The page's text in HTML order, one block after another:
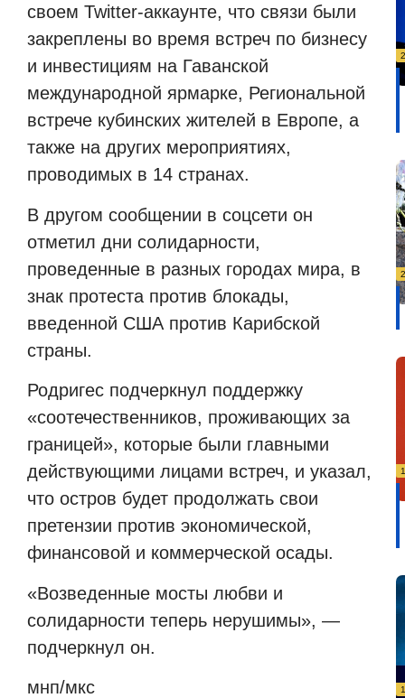
своем Twitter-аккаунте, что связи были
закреплены во время встреч по бизнесу
и инвестициям на Гаванской
международной ярмарке, Региональной
встрече кубинских жителей в Европе, а
также на других мероприятиях,
проводимых в 14 странах.
В другом сообщении в соцсети он
отметил дни солидарности,
проведенные в разных городах мира, в
знак протеста против блокады,
введенной США против Карибской
страны.
Родригес подчеркнул поддержку
«соотечественников, проживающих за
границей», которые были главными
действующими лицами встреч, и указал,
что остров будет продолжать свои
претензии против экономической,
финансовой и коммерческой осады.
«Возведенные мосты любви и
солидарности теперь нерушимы», —
подчеркнул он.
мнп/мкс